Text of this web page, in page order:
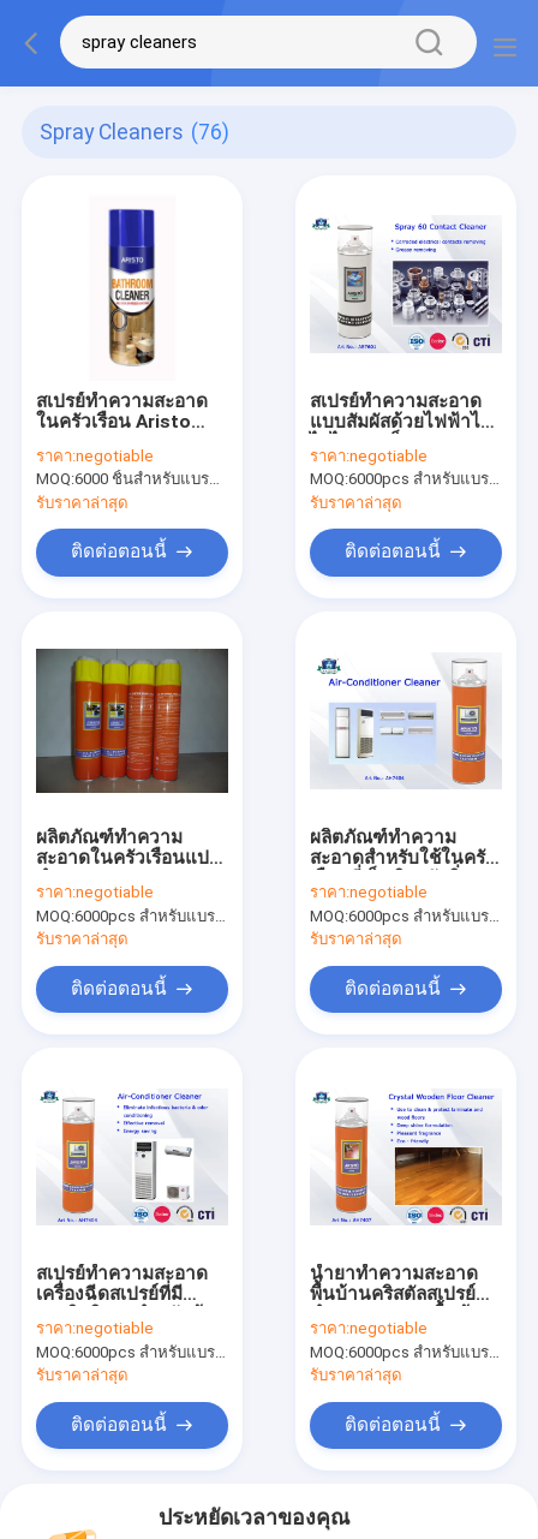
Spray Cleaners (76)
สเปรย์ทำความสะอาด
ในครัวเรือน Aristo
Fragrance CTI
ราคา:negotiable
MOQ:6000 ชิ้นสำหรับแบรนด์ Aristo, 15000 ชิ้นสำหรับแบรนด์ลูกค้า
รับราคาล่าสุด
ติดต่อตอนนี้
สเปรย์ทำความสะอาด
แบบสัมผัสด้วยไฟฟ้าไม่
ปลอดภัย
ราคา:negotiable
MOQ:6000pcs สำหรับแบรนด์ Aristo, 15000 ชิ้นสำหรับแบรนด์ลูกค้า
รับราคาล่าสุด
ติดต่อตอนนี้
ผลิตภัณฑ์ทำความ
สะอาดในครัวเรือนแปรง
เปรย์ทำความสะอาด
เบาะหนัง
ราคา:negotiable
MOQ:6000pcs สำหรับแบรนด์ Aristo, 15000 ชิ้นสำหรับแบรนด์ลูกค้า
รับราคาล่าสุด
ติดต่อตอนนี้
ผลิตภัณฑ์ทำความ
สะอาดสำหรับใช้ในครัว
แวดล้อมเครื่องล้างแอร์ส
เปรย์สำหรับรถยนต์หรือ
บ้าน
ราคา:negotiable
MOQ:6000pcs สำหรับแบรนด์ Aristo, 15000 ชิ้นสำหรับแบรนด์ลูกค้า
รับราคาล่าสุด
ติดต่อตอนนี้
สเปรย์ทำความสะอาด
เครื่องฉีดสเปรย์ที่มี
หรือรถยนต์
ราคา:negotiable
MOQ:6000pcs สำหรับแบรนด์ Aristo, 15000 ชิ้นสำหรับแบรนด์ลูกค้า
รับราคาล่าสุด
ติดต่อตอนนี้
น้ำยาทำความสะอาด
พื้นบ้านคริสตัลสเปรย์
กลิ่นหอมหลายกลิ่น
ราคา:negotiable
MOQ:6000pcs สำหรับแบรนด์ Aristo, 15000 ชิ้นสำหรับแบรนด์ลูกค้า
รับราคาล่าสุด
ติดต่อตอนนี้
ประหยัดเวลาของคุณ